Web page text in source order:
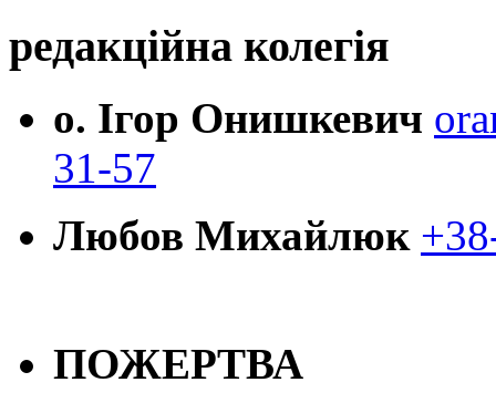
редакційна колегія
о. Ігор Онишкевич
31-57
Любов Михайлюк
ПОЖЕРТВА